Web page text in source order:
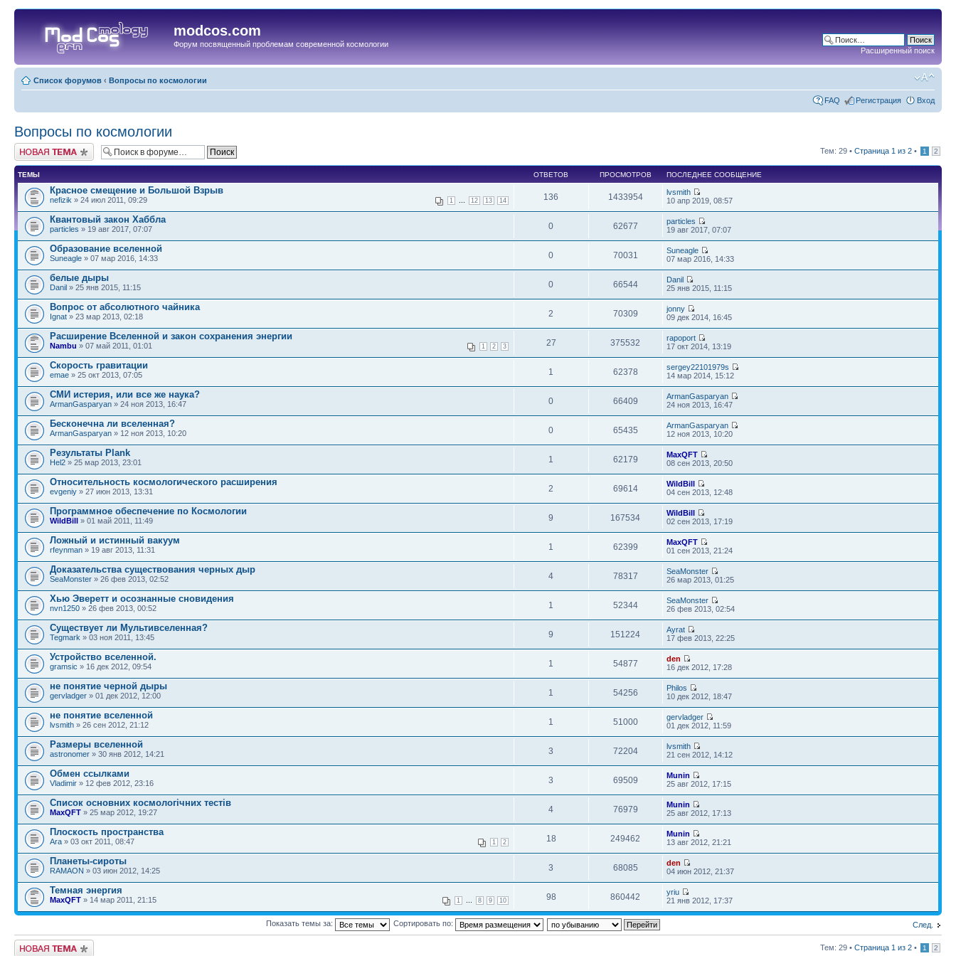
modcos.com
Форум посвященный проблемам современной космологии
Расширенный поиск
Список форумов ‹ Вопросы по космологии
FAQ Регистрация Вход
Вопросы по космологии
Начать новую тему Тем: 29 • Страница 1 из 2 • 1 2
ТЕМЫ ОТВЕТОВ ПРОСМОТРОВ ПОСЛЕДНЕЕ СООБЩЕНИЕ
Красное смещение и Большой Взрыв
1 12 13 14
nefizik » 24 июл 2011, 09:29 136 1433954
lvsmith
10 апр 2019, 08:57
Квантовый закон Хаббла
particles » 19 авг 2017, 07:07 0 62677
particles
19 авг 2017, 07:07
Образование вселенной
Suneagle » 07 мар 2016, 14:33 0 70031
Suneagle
07 мар 2016, 14:33
белые дыры
Danil » 25 янв 2015, 11:15 0 66544
Danil
25 янв 2015, 11:15
Вопрос от абсолютного чайника
Ignat » 23 мар 2013, 02:18 2 70309
jonny
09 дек 2014, 16:45
Расширение Вселенной и закон сохранения энергии
1 2 3
Nambu » 07 май 2011, 01:01 27 375532
rapoport
17 окт 2014, 13:19
Скорость гравитации
emae » 25 окт 2013, 07:05 1 62378
sergey22101979s
14 мар 2014, 15:12
СМИ истерия, или все же наука?
ArmanGasparyan » 24 ноя 2013, 16:47 0 66409
ArmanGasparyan
24 ноя 2013, 16:47
Бесконечна ли вселенная?
ArmanGasparyan » 12 ноя 2013, 10:20 0 65435
ArmanGasparyan
12 ноя 2013, 10:20
Результаты Plank
Hel2 » 25 мар 2013, 23:01 1 62179
MaxQFT
08 сен 2013, 20:50
Относительность космологического расширения
evgeniy » 27 июн 2013, 13:31 2 69614
WildBill
04 сен 2013, 12:48
Программное обеспечение по Космологии
WildBill » 01 май 2011, 11:49 9 167534
WildBill
02 сен 2013, 17:19
Ложный и истинный вакуум
rfeynman » 19 авг 2013, 11:31 1 62399
MaxQFT
01 сен 2013, 21:24
Доказательства существования черных дыр
SeaMonster » 26 фев 2013, 02:52 4 78317
SeaMonster
26 мар 2013, 01:25
Хью Эверетт и осознанные сновидения
nvn1250 » 26 фев 2013, 00:52 1 52344
SeaMonster
26 фев 2013, 02:54
Существует ли Мультивселенная?
Tegmark » 03 ноя 2011, 13:45 9 151224
Ayrat
17 фев 2013, 22:25
Устройство вселенной.
gramsic » 16 дек 2012, 09:54 1 54877
den
16 дек 2012, 17:28
не понятие черной дыры
gervladger » 01 дек 2012, 12:00 1 54256
Philos
10 дек 2012, 18:47
не понятие вселенной
lvsmith » 26 сен 2012, 21:12 1 51000
gervladger
01 дек 2012, 11:59
Размеры вселенной
astronomer » 30 янв 2012, 14:21 3 72204
lvsmith
21 сен 2012, 14:12
Обмен ссылками
Vladimir » 12 фев 2012, 23:16 3 69509
Munin
25 авг 2012, 17:15
Список основних космологічних тестів
MaxQFT » 25 мар 2012, 19:27 4 76979
Munin
25 авг 2012, 17:13
Плоскость пространства
1 2
Ara » 03 окт 2011, 08:47 18 249462
Munin
13 авг 2012, 21:21
Планеты-сироты
RAMAON » 03 июн 2012, 14:25 3 68085
den
04 июн 2012, 21:37
Темная энергия
1 8 9 10
MaxQFT » 14 мар 2011, 21:15 98 860442
yriu
21 янв 2012, 17:37
След.
Показать темы за: Сортировать по:
Начать новую тему Тем: 29 • Страница 1 из 2 • 1 2